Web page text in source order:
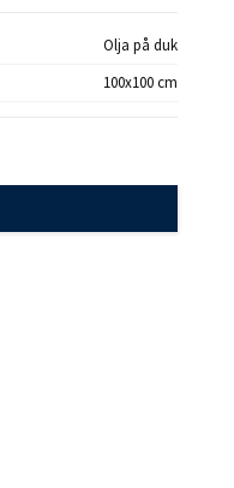
Olja på duk
100x100 cm